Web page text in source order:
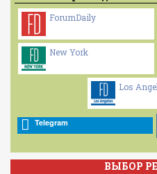
ForumDaily
New York
Los
Telegram
ВЫБОР